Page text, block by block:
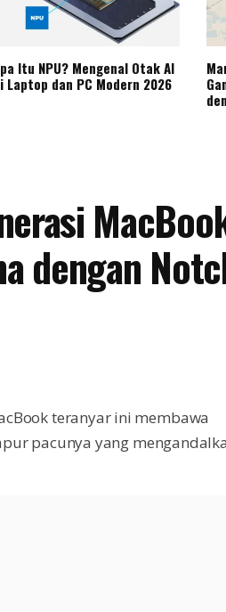
Itu NPU? Mengenal Otak AI
Laptop dan PC Modern 2026
dengan
teranyar ini membawa
pacunya yang